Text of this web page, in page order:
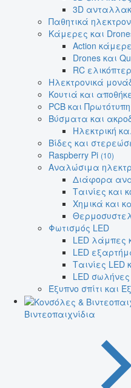
3D
Παθητικά
Κάμερες και
Action
Drones και
RC
Ηλεκτρονικά
Κουτιά και
PCB και
Βύσματα και
Ηλεκτρική
Βίδες και
Raspberry Pi (10)
Αναλώσιμα
Διάφορα
Ταινίες και
Χημικά και
Φωτισμός LED
LED λάμπες
LED
Ταινίες LED
LED σωλήνες
Έξυπνο σπίτι και
Βιντεοπαιχνίδια